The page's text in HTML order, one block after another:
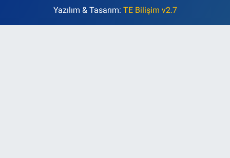
Yazılım & Tasarım: TE Bilişim v2.7